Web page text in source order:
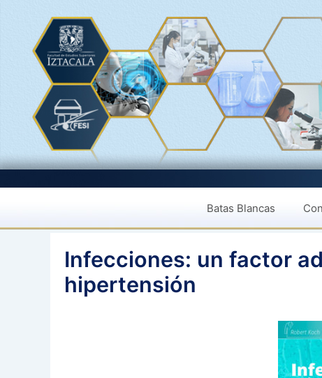
contenido
Batas Blancas
Infecciones: un factor
hipertensión